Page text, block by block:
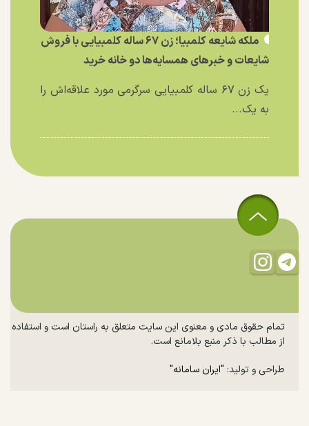
ملکه شایعه کلمبیا؛ زن ۶۷ ساله کلمبیایی با فروش
شایعات و خبر‌های همسایه‌ها دو خانه خرید
یک زن ۶۷ ساله کلمبیایی سرگرمی مورد علاقه‌اش را
به یک...
تمام حقوق مادی و معنوی این سایت متعلق به راستان است و استفاده
از مطالب با ذکر منبع بلامانع است.
طراحی و تولید: "ایران سامانه"